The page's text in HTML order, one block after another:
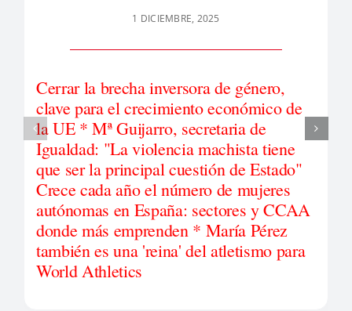
1 DICIEMBRE, 2025
Cerrar la brecha inversora de género,
clave para el crecimiento económico de
la UE * Mª Guijarro, secretaria de
Igualdad: "La violencia machista tiene
que ser la principal cuestión de Estado"
Crece cada año el número de mujeres
autónomas en España: sectores y CCAA
donde más emprenden * María Pérez
también es una 'reina' del atletismo para
World Athletics